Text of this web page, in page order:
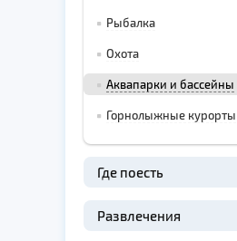
Рыбалка
Охота
Аквапарки и бассейны
Горнолыжные курорты
Где поесть
Развлечения